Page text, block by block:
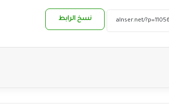
نسخ الرابط